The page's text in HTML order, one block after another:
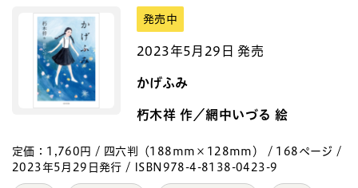
発売中
2023年5月29日 発売
かげふみ
朽木祥 作／網中いづる 絵
定価：1,760円 / 四六判（188mm×128mm） / 168ページ /
2023年5月29日発行 / ISBN978-4-8138-0423-9